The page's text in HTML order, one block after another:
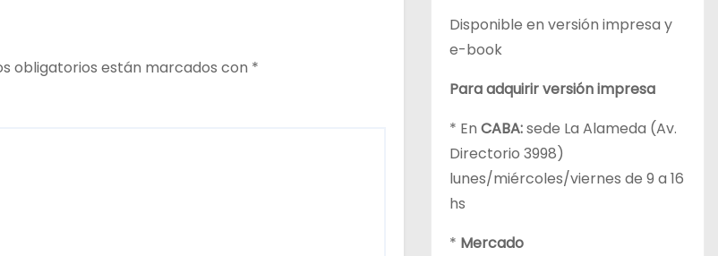
obligatorios están marcados con *
Disponible en versión impresa y
e-book
Para adquirir versión impresa
* En CABA:sede La Alameda (Av.
Directorio 3998)
lunes/miércoles/viernes de 9 a 16
hs
* Mercado